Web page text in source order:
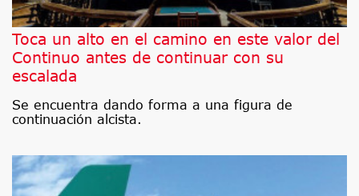
Toca un alto en el camino en este valor del
Continuo antes de continuar con su
escalada
Se encuentra dando forma a una figura de
continuación alcista.